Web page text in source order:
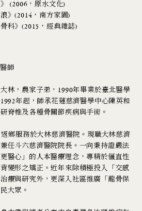
(2006，原水文化)
》(2014，南方家園)
科》(2015，經典雜誌)
師
林，農家子弟，1990年畢業於臺北醫學
年起，師承花蓮慈濟醫學中心陳英和
脊椎及各種骨關節疾病與手術。
鄉服務於大林慈濟醫院。現職大林慈濟
任斗六慈濟醫院院長。一向秉持證嚴法
醫心」的人本醫療理念，專精於僵直性
變形之矯正。近年來除積極投入「交感
療與研究外，更深入社區推廣「龍骨保
大眾。